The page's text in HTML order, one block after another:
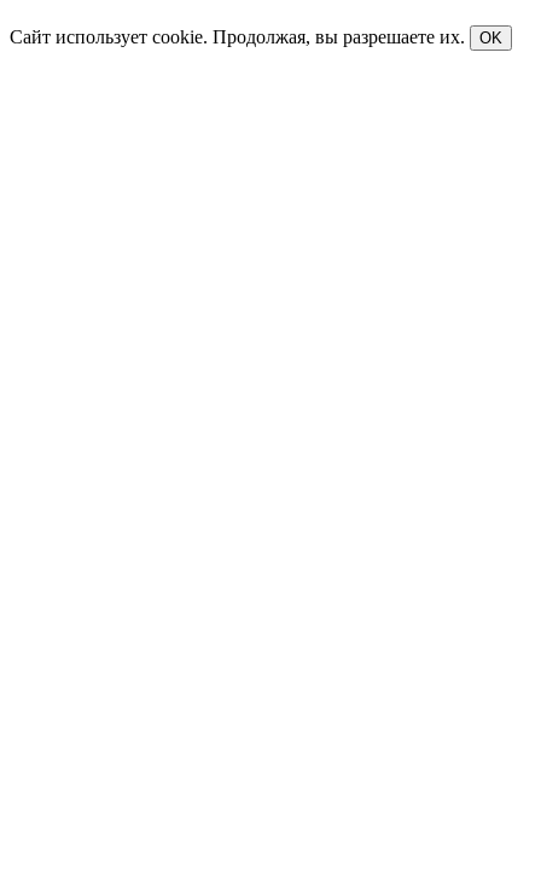
Сайт использует cookie. Продолжая, вы разрешаете их. OK